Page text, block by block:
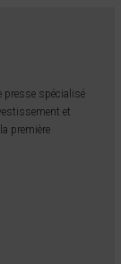
presse spécialisé
et
première